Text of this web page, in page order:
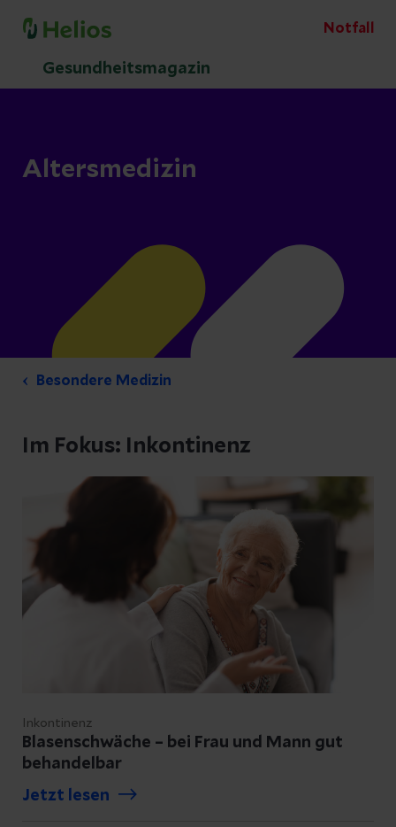
Notfall
Gesundheitsmagazin
Altersmedizin
Besondere Medizin
Im Fokus: Inkontinenz
Inkontinenz
Blasenschwäche – bei Frau und Mann gut
behandelbar
Jetzt lesen